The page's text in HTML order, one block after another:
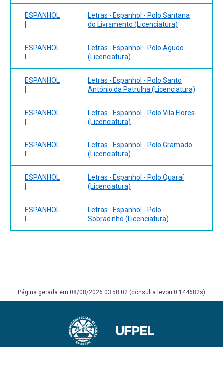
ESPANHOL
I
Letras - Espanhol - Polo Santana
do Livramento (Licenciatura)
ESPANHOL
I
Letras - Espanhol - Polo Agudo
(Licenciatura)
ESPANHOL
I
Letras - Espanhol - Polo Santo
Antônio da Patrulha (Licenciatura)
ESPANHOL
I
Letras - Espanhol - Polo Vila Flores
(Licenciatura)
ESPANHOL
I
Letras - Espanhol - Polo Gramado
(Licenciatura)
ESPANHOL
I
Letras - Espanhol - Polo Quaraí
(Licenciatura)
ESPANHOL
I
Letras - Espanhol - Polo
Sobradinho (Licenciatura)
Página gerada em 08/08/2026 03:58:02 (consulta levou 0.144682s)